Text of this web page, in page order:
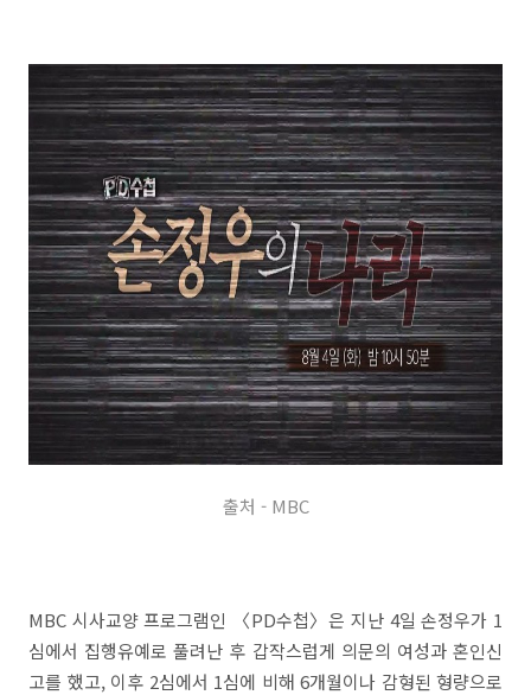
출처 - MBC
MBC 시사교양 프로그램인 〈PD수첩〉은 지난 4일 손정우가 1
심에서 집행유예로 풀려난 후 갑작스럽게 의문의 여성과 혼인신
고를 했고, 이후 2심에서 1심에 비해 6개월이나 감형된 형량으로